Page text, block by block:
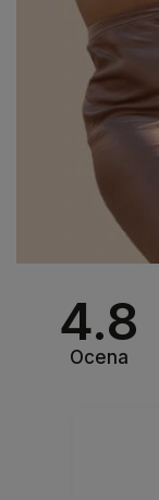
4.8
Ocena